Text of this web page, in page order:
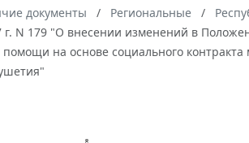
документы Региональные
N 179 "О внесении изменений в
помощи на основе социального